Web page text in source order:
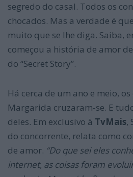
segredo do casal. Todos os
chocados. Mas a verdade é
muito que se lhe diga. Saiba,
começou a história de amor
do “Secret Story”.
Há cerca de um ano e meio,
Margarida cruzaram-se. E
deles. Em exclusivo à TvMais,
do concorrente, relata como
de amor. “Do que sei eles
internet, as coisas foram